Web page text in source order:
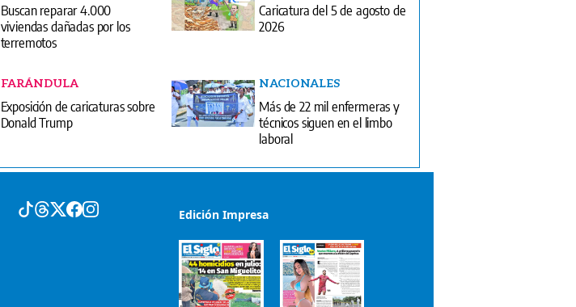
Buscan reparar 4.000
viviendas dañadas por los
terremotos
Caricatura del 5 de agosto de
2026
FARÁNDULA
Exposición de caricaturas sobre
Donald Trump
NACIONALES
Más de 22 mil enfermeras y
técnicos siguen en el limbo
laboral
Edición Impresa